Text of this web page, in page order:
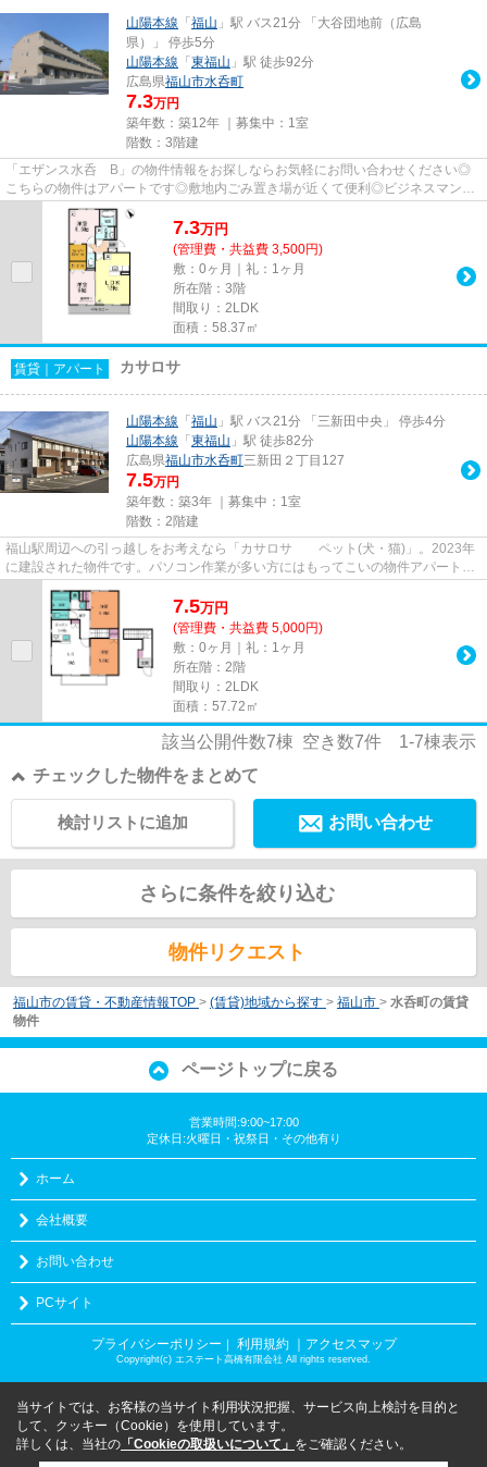
山陽本線 「 福山 」駅 バス21分 「大谷団地前（広島
県）」 停歩5分
山陽本線 「 東福山 」駅 徒歩92分
広島県福山市水呑町
7.3万円
築年数：築12年 ｜募集中： 1室
階数：3階建
「エザンス水呑 B」の物件情報をお探しならお気軽にお問い合わせください◎
こちらの物件はアパートです◎敷地内ごみ置き場が近くて便利◎ビジネスマンに
は必須の、インターネット有り物...
7.3万円
(管理費・共益費 3,500円)
敷：0ヶ月｜礼：1ヶ月
所在階：3階
間取り：2LDK
面積：58.37㎡
賃貸｜アパート カサロサ
山陽本線 「 福山 」駅 バス21分 「三新田中央」 停歩4分
山陽本線 「 東福山 」駅 徒歩82分
広島県福山市水呑町三新田２丁目127
7.5万円
築年数：築3年 ｜募集中： 1室
階数：2階建
福山駅周辺への引っ越しをお考えなら「カサロサ ペット(犬・猫)」。2023年
に建設された物件です。パソコン作業が多い方にはもってこいの物件アパート、
7.5万円
(管理費・共益費 5,000円)
敷：0ヶ月｜礼：1ヶ月
所在階：2階
間取り：2LDK
面積：57.72㎡
該当公開件数7棟 空き数7件 1-7棟表示
チェックした物件をまとめて
お問い合わせ
検討リストに追加
さらに条件を絞り込む
物件リクエスト
福山市の賃貸・不動産情報TOP > (賃貸)地域から探す > 福山市 > 水呑町の賃貸
物件
ページトップに戻る
営業時間:9:00~17:00
定休日:火曜日・祝祭日・その他有り
ホーム
会社概要
お問い合わせ
PCサイト
プライバシーポリシー ｜ 利用規約 ｜アクセスマップ
Copyright(c) エステート高橋有限会社 All rights reserved.
当サイトでは、お客様の当サイト利用状況把握、サービス向上検討を目的と
して、クッキー（Cookie）を使用しています。
詳しくは、当社の 「Cookieの取扱いについて」 をご確認ください。